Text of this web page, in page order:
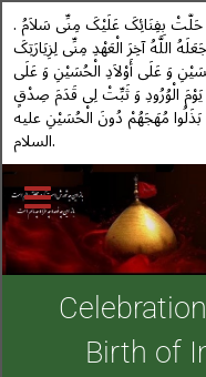
. السَّلاَمُ عَلَیْکَ یَا أَبَا عَبْدِ اللَّهِ وَ عَلَى الْأَرْوَاحِ الَّتِی حَلَّتْ بِفِنَائِکَ عَلَیْکَ مِنِّی سَلاَمُ
اللَّهُ آخِرَ الْعَهْدِ مِنِّی لِزِیَارَتِکَ
وَ عَلَى أَوْلاَدِ الْحُسَیْنِ وَ عَلَى
الْوُرُودِ وَ ثَبِّتْ لِی قَدَمَ صِدْقٍ
مُهَجَهُمْ دُونَ الْحُسَیْنِ علیه
السلام.
Birth of